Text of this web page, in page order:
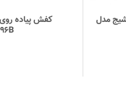
مدل
کفش پیاده روی